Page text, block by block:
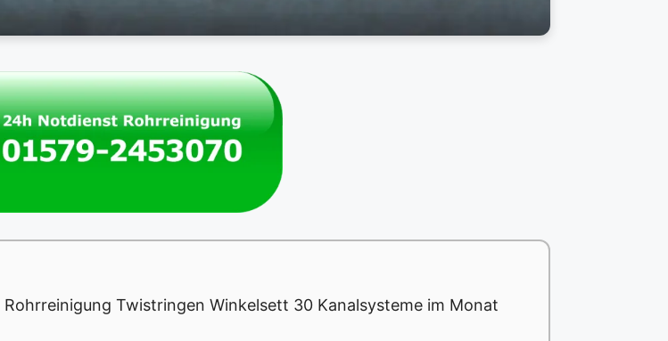
Rohrreinigung Twistringen Winkelsett 30 Kanalsysteme im Monat